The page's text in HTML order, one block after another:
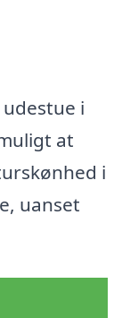
i
at
i
uanset